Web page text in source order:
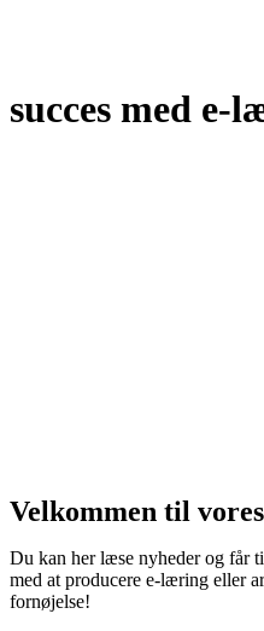
succes med e-
Velkommen til
Du kan her læse nyheder og får
med at producere e-læring eller
fornøjelse!